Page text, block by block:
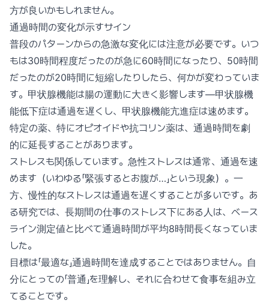
方が良いかもしれません。
通過時間の変化が示すサイン
普段のパターンからの急激な変化には注意が必要です。いつ
もは30時間程度だったのが急に60時間になったり、50時間
だったのが20時間に短縮したりしたら、何かが変わっていま
す。甲状腺機能は腸の運動に大きく影響します—甲状腺機
能低下症は通過を遅くし、甲状腺機能亢進症は速めます。
特定の薬、特にオピオイドや抗コリン薬は、通過時間を劇
的に延長することがあります。
ストレスも関係しています。急性ストレスは通常、通過を速
めます（いわゆる「緊張するとお腹が…」という現象）。一
方、慢性的なストレスは通過を遅くすることが多いです。あ
る研究では、長期間の仕事のストレス下にある人は、ベース
ライン測定値と比べて通過時間が平均8時間長くなっていま
した。
目標は「最適な」通過時間を達成することではありません。自
分にとっての「普通」を理解し、それに合わせて食事を組み立
てることです。